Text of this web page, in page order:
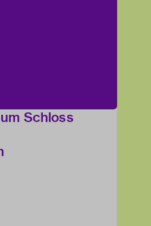
Schloss